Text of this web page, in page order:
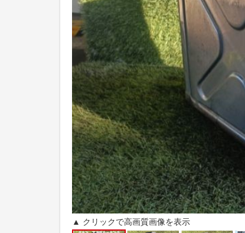
▲ クリックで高画質画像を表示